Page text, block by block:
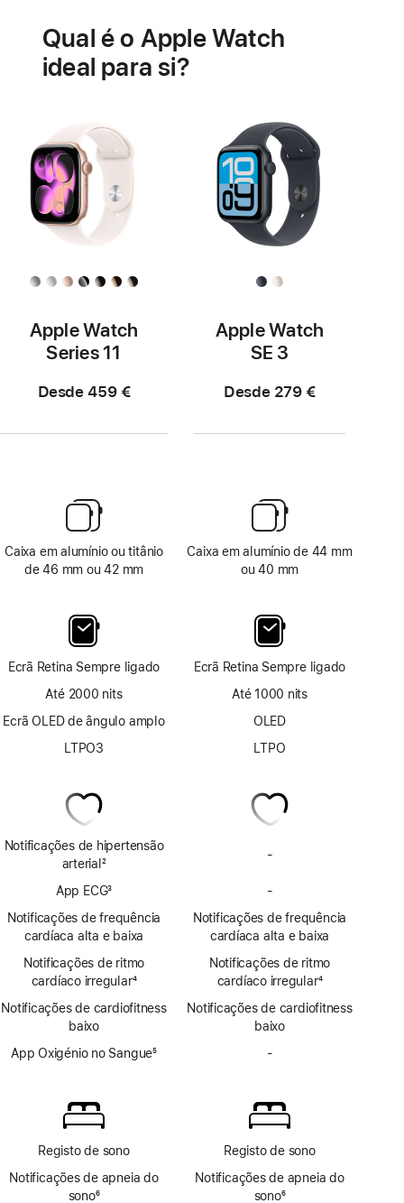
Qual é o Apple Watch
ideal para si?
Apple Watch
Series 11
Desde 459 €
Caixa em alumínio ou titânio
de 46 mm ou 42 mm
Ecrã Retina Sempre ligado
Até 2000 nits
Ecrã OLED de ângulo amplo
LTPO3
Notificações de hipertensão
arterial
rodapé
2
App ECG
de
rodapé
3
Notificações de frequência
cardíaca alta e baixa
Notificações de ritmo
cardíaco irregular
de
4
Notificações de cardiofitness
baixo
App Oxigénio no Sangue5
Registo de sono
Notificações de apneia do
sono6
Apple Watch
SE 3
Desde 279 €
Caixa em alumínio de 44 mm
ou 40 mm
Ecrã Retina Sempre ligado
Até 1000 nits
OLED
LTPO
-
hipertensão
-
ECG
Notificações de frequência
cardíaca alta e baixa
Notificações de ritmo
cardíaco irregular
de
4
Notificações de cardiofitness
baixo
-
no
Sangue
Registo de sono
Notificações de apneia do
sono6